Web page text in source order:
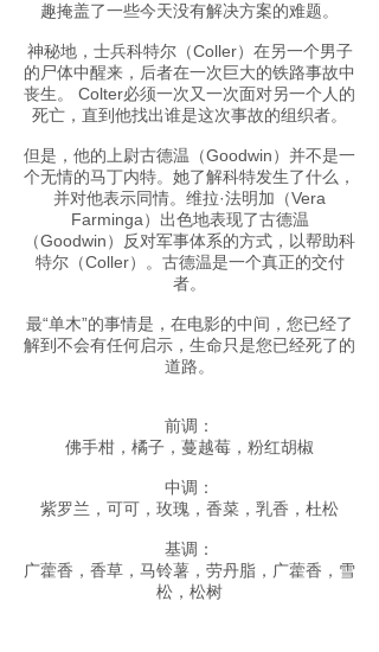
趣掩盖了一些今天没有解决方案的难题。
神秘地，士兵科特尔（Coller）在另一个男子
的尸体中醒来，后者在一次巨大的铁路事故中
丧生。 Colter必须一次又一次面对另一个人的
死亡，直到他找出谁是这次事故的组织者。
但是，他的上尉古德温（Goodwin）并不是一
个无情的马丁内特。她了解科特发生了什么，
并对他表示同情。维拉·法明加（Vera
Farminga）出色地表现了古德温
（Goodwin）反对军事体系的方式，以帮助科
特尔（Coller）。古德温是一个真正的交付
者。
最“单木”的事情是，在电影的中间，您已经了
解到不会有任何启示，生命只是您已经死了的
道路。
前调：
佛手柑，橘子，蔓越莓，粉红胡椒
中调：
紫罗兰，可可，玫瑰，香菜，乳香，杜松
基调：
广藿香，香草，马铃薯，劳丹脂，广藿香，雪
松，松树